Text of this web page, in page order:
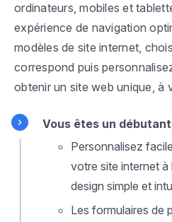
ordinateurs, mobiles et
expérience de navigation
modèles de site internet,
correspond puis
obtenir un site web unique, à
Vous êtes un
Personnalisez
votre site internet
design simple et
Les formulaires de